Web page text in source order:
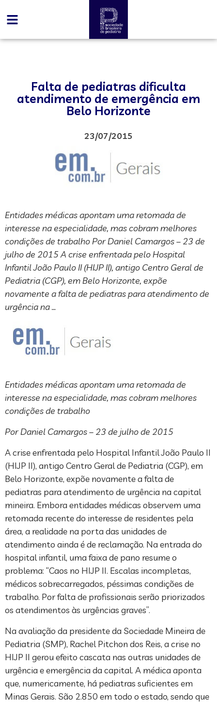
Falta de pediatras dificulta
atendimento de emergência em
Belo Horizonte
23/07/2015
Entidades médicas apontam uma retomada de
interesse na especialidade, mas cobram melhores
condições de trabalho Por Daniel Camargos – 23 de
julho de 2015 A crise enfrentada pelo Hospital
Infantil João Paulo II (HIJP II), antigo Centro Geral de
Pediatria (CGP), em Belo Horizonte, expõe
novamente a falta de pediatras para atendimento de
urgência na …
Entidades médicas apontam uma retomada de
interesse na especialidade, mas cobram melhores
condições de trabalho
Por Daniel Camargos – 23 de julho de 2015
A crise enfrentada pelo Hospital Infantil João Paulo II
(HIJP II), antigo Centro Geral de Pediatria (CGP), em
Belo Horizonte, expõe novamente a falta de
pediatras para atendimento de urgência na capital
mineira. Embora entidades médicas observem uma
retomada recente do interesse de residentes pela
área, a realidade na porta das unidades de
atendimento ainda é de reclamação. Na entrada do
hospital infantil, uma faixa de pano resume o
problema: “Caos no HIJP II. Escalas incompletas,
médicos sobrecarregados, péssimas condições de
trabalho. Por falta de profissionais serão priorizados
os atendimentos às urgências graves”.
Na avaliação da presidente da Sociedade Mineira de
Pediatria (SMP), Rachel Pitchon dos Reis, a crise no
HIJP II gerou efeito cascata nas outras unidades de
urgência e emergência da capital. A médica aponta
que, numericamente, há pediatras suficientes em
Minas Gerais. São 2.850 em todo o estado, sendo que